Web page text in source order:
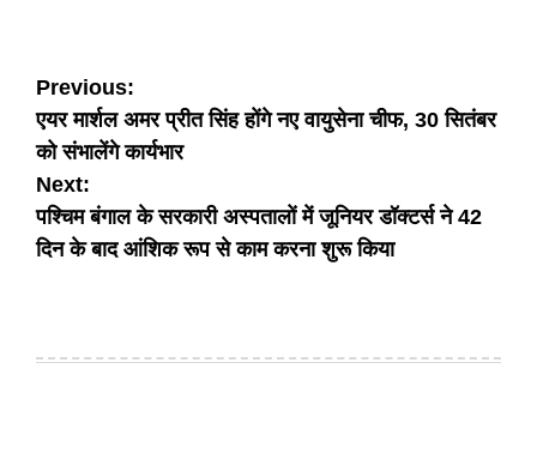
Post
navigation
Previous:
एयर मार्शल अमर प्रीत सिंह होंगे नए वायुसेना चीफ, 30 सितंबर
को संभालेंगे कार्यभार
Next:
पश्चिम बंगाल के सरकारी अस्पतालों में जूनियर डॉक्टर्स ने 42
दिन के बाद आंशिक रूप से काम करना शुरू किया